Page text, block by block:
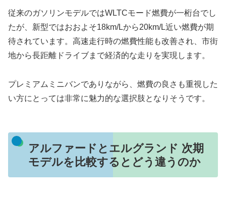
従来のガソリンモデルではWLTCモード燃費が一桁台でし
たが、新型ではおおよそ18km/Lから20km/L近い燃費が期
待されています。高速走行時の燃費性能も改善され、市街
地から長距離ドライブまで経済的な走りを実現します。
プレミアムミニバンでありながら、燃費の良さも重視した
い方にとっては非常に魅力的な選択肢となりそうです。
アルファードとエルグランド 次期
モデルを比較するとどう違うのか